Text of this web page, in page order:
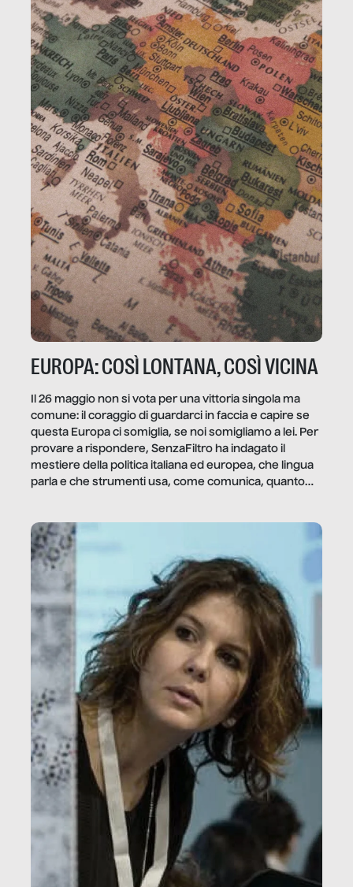
EUROPA: COSÌ LONTANA, COSÌ VICINA
Il 26 maggio non si vota per una vittoria singola ma
comune: il coraggio di guardarci in faccia e capire se
questa Europa ci somiglia, se noi somigliamo a lei. Per
provare a rispondere, SenzaFiltro ha indagato il
mestiere della politica italiana ed europea, che lingua
parla e che strumenti usa, come comunica, quanto